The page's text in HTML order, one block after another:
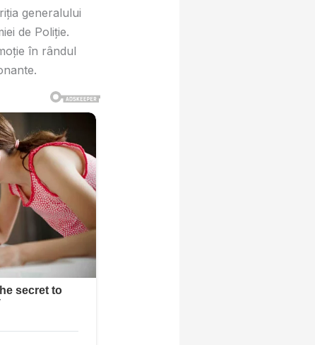
generalului
de Poliție.
în rândul